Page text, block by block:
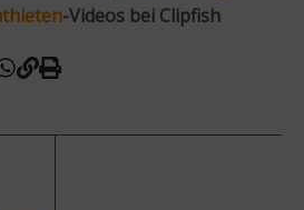
-Videos bei Clipfish